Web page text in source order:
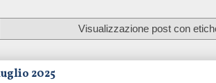
Visualizzazione post con
2025